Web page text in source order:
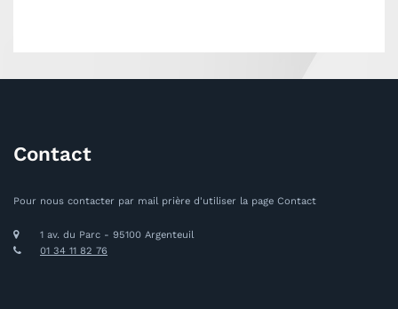
Contact
Pour nous contacter par mail prière d'utiliser la page Contact
1 av. du Parc - 95100 Argenteuil
01 34 11 82 76